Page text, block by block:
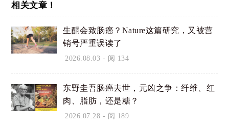
相关文章！
生酮会致肠癌？Nature这篇研究，又被营
销号严重误读了
2026.08.03 - 阅 134
东野圭吾肠癌去世，元凶之争：纤维、红
肉、脂肪，还是糖？
2026.07.28 - 阅 189